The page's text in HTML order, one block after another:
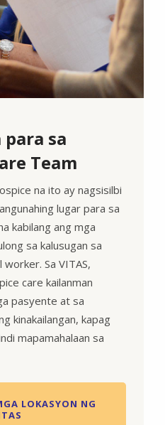
sa
Team
na ito ay nagsisilbi
lugar para sa
kabilang ang mga
sa kalusugan sa
Sa VITAS,
care kailanman
pasyente at sa
kinakailangan, kapag
mapamahalaan sa
LOKASYON NG